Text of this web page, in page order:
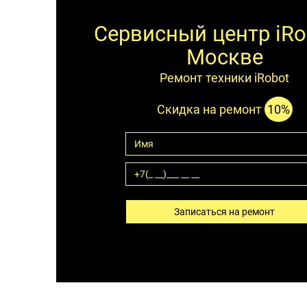
Сервисный центр
Москве
Ремонт техники iRobot
Скидка на ремонт 10%
Записаться на ремонт